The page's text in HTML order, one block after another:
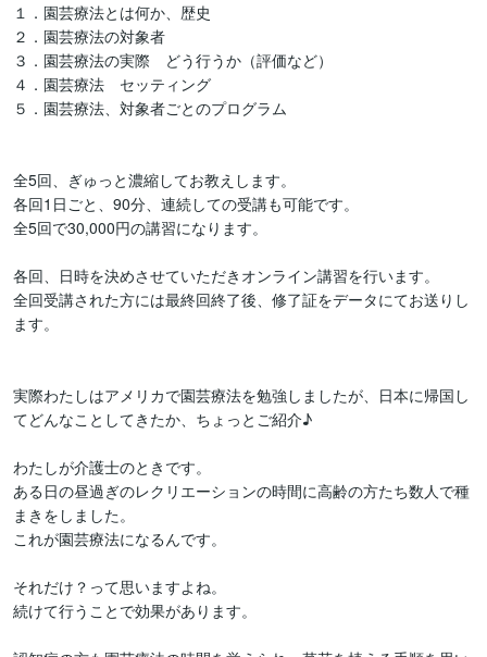
１．園芸療法とは何か、歴史
２．園芸療法の対象者
３．園芸療法の実際　どう行うか（評価など）
４．園芸療法　セッティング
５．園芸療法、対象者ごとのプログラム
全5回、ぎゅっと濃縮してお教えします。
各回1日ごと、90分、連続しての受講も可能です。
全5回で30,000円の講習になります。
各回、日時を決めさせていただきオンライン講習を行います。
全回受講された方には最終回終了後、修了証をデータにてお送りし
ます。
実際わたしはアメリカで園芸療法を勉強しましたが、日本に帰国し
てどんなことしてきたか、ちょっとご紹介♪
わたしが介護士のときです。
ある日の昼過ぎのレクリエーションの時間に高齢の方たち数人で種
まきをしました。
これが園芸療法になるんです。
それだけ？って思いますよね。
続けて行うことで効果があります。